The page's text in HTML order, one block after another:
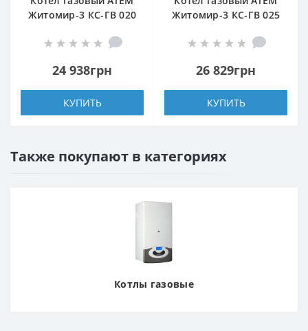
Житомир-3 КС-ГВ 020
24 938грн
КУПИТЬ
Житомир-3 КС-ГВ 025
26 829грн
КУПИТЬ
Также покупают в категориях
Котлы газовые